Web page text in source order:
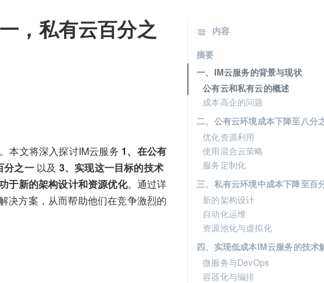
，私有云百分之
本文将深入探讨IM云服务 1、在公有
分之一以及 3、实现这一目标的技术
于新的架构设计和资源优化。通过详
决方案，从而帮助他们在竞争激烈的
内容
摘要
一、IM云服务的背景与现状
公有云和私有云的概述
成本高企的问题
二、公有云环境成本下降至八分
优化资源利用
使用混合云策略
服务定制化
三、私有云环境中成本下降至百
新的架构设计
自动化运维
资源池化与虚拟化
四、实现低成本IM云服务的技术
微服务与DevOps
容器化与编排